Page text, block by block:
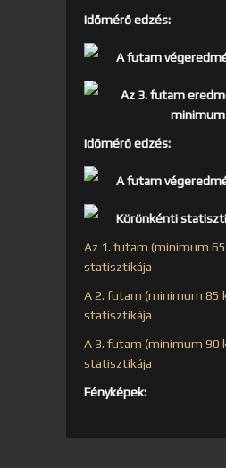
Időmérő edzés:
A futam
Az 3. futam
minimum
Időmérő edzés:
A futam
Körönkénti
Az 1. futam (minimum
statisztikája
A 2. futam (minimum 85
statisztikája
A 3. futam (minimum 90
statisztikája
Fényképek: